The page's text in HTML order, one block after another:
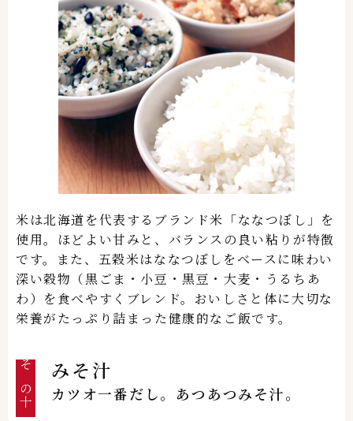
米は北海道を代表するブランド米「ななつぼし」を
使用。ほどよい甘みと、バランスの良い粘りが特徴
です。また、五穀米はななつぼしをベースに味わい
深い穀物（黒ごま・小豆・黒豆・大麦・うるちあ
わ）を食べやすくブレンド。おいしさと体に大切な
栄養がたっぷり詰まった健康的なご飯です。
その十 みそ汁
カツオ一番だし。あつあつみそ汁。